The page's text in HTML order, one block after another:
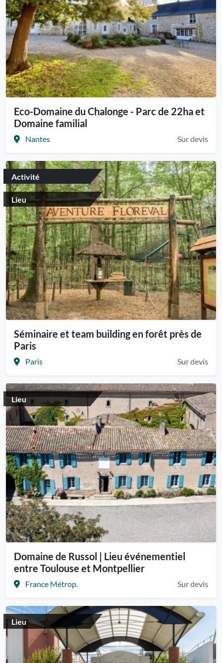
Eco-Domaine du Chalonge - Parc de 22ha et
Domaine familial
Nantes Sur devis
Activité
Lieu
Séminaire et team building en forêt près de
Paris
Paris Sur devis
Lieu
Domaine de Russol | Lieu événementiel
entre Toulouse et Montpellier
France Métrop. Sur devis
Lieu